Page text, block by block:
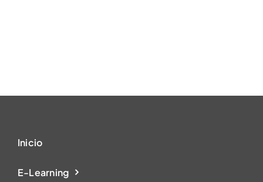
Inicio
E-Learning